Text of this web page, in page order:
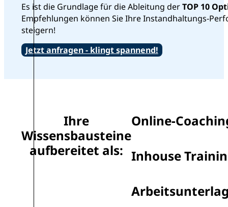
Es ist die Grundlage für die Ableitung derTOP 10
Empfehlungen können Sie Ihre Instandhaltungs-
steigern!
Jetzt anfragen - klingt spannend!
Ihre
Wissensbausteine
aufbereitet als:
Online-
Inhouse